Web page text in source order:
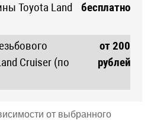
Toyota Land
бесплатно
Cruiser (по
от 200
рублей
от выбранного